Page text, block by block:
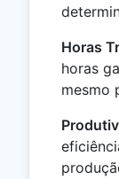
Horas
horas
mesmo